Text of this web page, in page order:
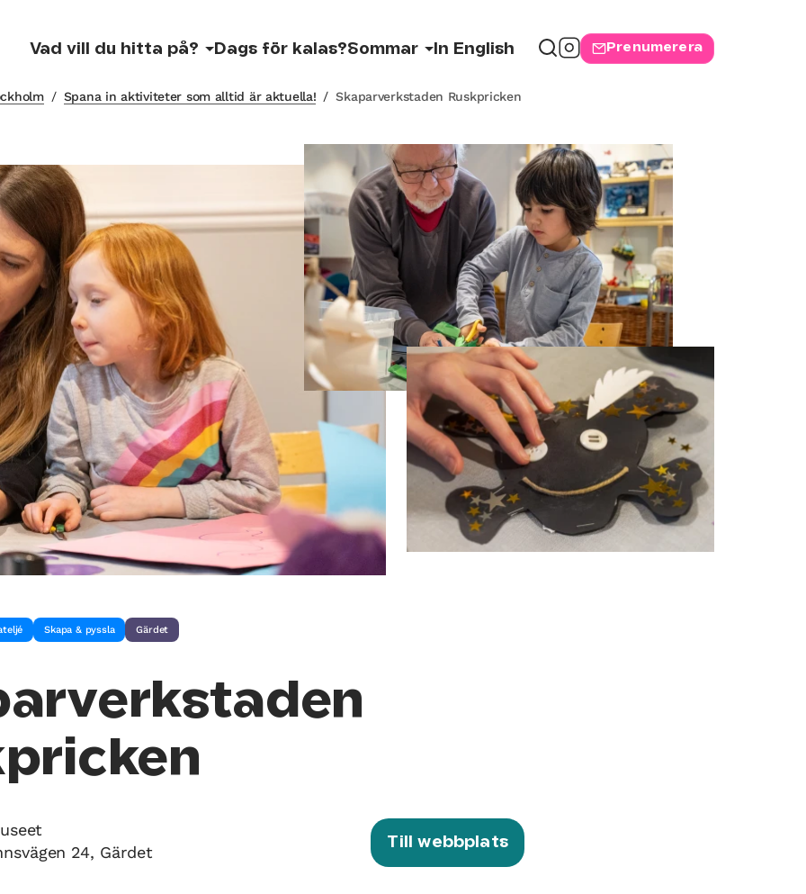
Vad vill du hitta på? Dags för kalas?Sommar In English Prenumerera
/ Spana in aktiviteter som alltid är aktuella! / Skaparverkstaden Ruskpricken
Skapa & pyssla Gärdet
24, Gärdet
Till webbplats